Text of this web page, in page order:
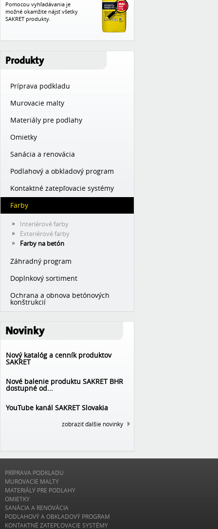
Pomocou vyhľadávania je
možné okamžite nájsť všetky
SAKRET produkty.
Produkty
Príprava podkladu
Murovacie malty
Materiály pre podlahy
Omietky
Sanácia a renovácia
Podlahový a obkladový program
Kontaktné zatepľovacie systémy
Farby
Interiérové farby
Exteriérové farby
Farby na betón
Záhradný program
Doplnkový sortiment
Ochrana a obnova betónových
konštrukcií
Novinky
Nový katalóg a cenník produktov
SAKRET
Nové balenie produktu SAKRET BHR
dostupné od...
YouTube kanál SAKRET Slovakia
zobraziť ďalšie novinky
PRÍPRAVA PODKLADU
MUROVACIE MALTY
MATERIÁLY PRE PODLAHY
OMIETKY
SANÁCIA A RENOVÁCIA
PODLAHOVÝ A OBKLADOVÝ PROGRAM
KONTAKTNÉ ZATEPĽOVACIE SYSTÉMY